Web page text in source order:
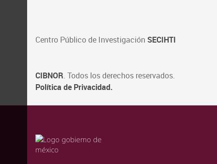
Centro Público de Investigación SECIHTI
CIBNOR. Todos los derechos reservados.
Política de Privacidad.